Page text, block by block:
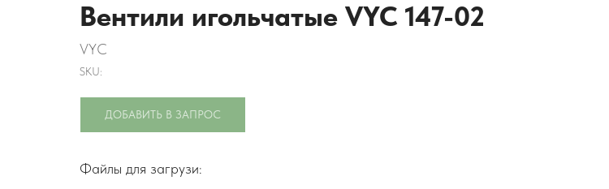
Вентили игольчатые VYC 147-02
VYC
SKU:
ДОБАВИТЬ В ЗАПРОС
Файлы для загрузи: